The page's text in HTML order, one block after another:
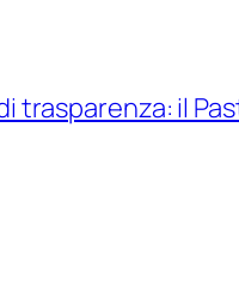
trasparenza: il